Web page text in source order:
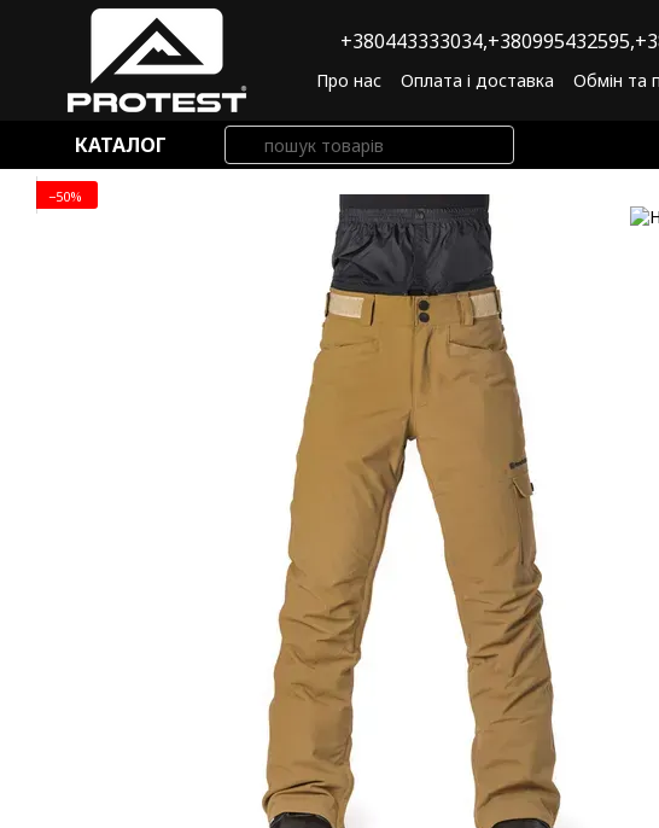
Перейти до основного контенту
+380443333034,+380995432595,
Про нас Оплата і доставка Обмін та
КАТАЛОГ
−50%